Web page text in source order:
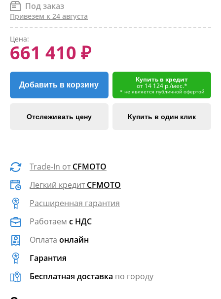
Под заказ
Привезем к 24 августа
Цена:
661 410 ₽
Добавить в корзину
Купить в кредит
от 14 124 р./мес.*
* не является публичной офертой
Отслеживать цену Купить в один клик
Trade-In от CFMOTO
Легкий кредит CFMOTO
Расширенная гарантия
Работаем с НДС
Оплата онлайн
Гарантия
Бесплатная доставка по городу